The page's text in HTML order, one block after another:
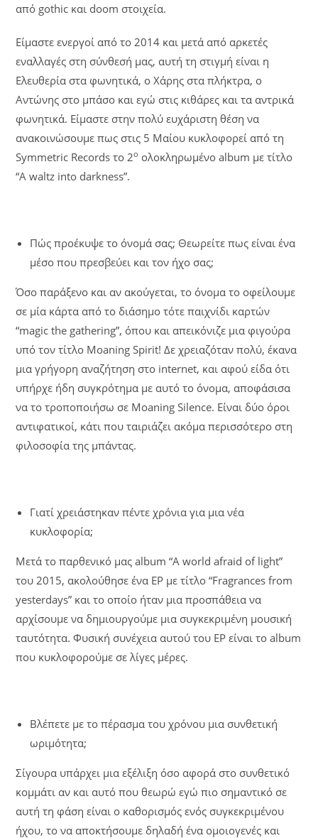
από gothic και doom στοιχεία.
Είμαστε ενεργοί από το 2014 και μετά από αρκετές
εναλλαγές στη σύνθεσή μας, αυτή τη στιγμή είναι η
Ελευθερία στα φωνητικά, ο Χάρης στα πλήκτρα, ο
Αντώνης στο μπάσο και εγώ στις κιθάρες και τα αντρικά
φωνητικά. Είμαστε στην πολύ ευχάριστη θέση να
ανακοινώσουμε πως στις 5 Μαίου κυκλοφορεί από τη
Symmetric Records το 2ο ολοκληρωμένο album με τίτλο
“A waltz into darkness”.
Πώς προέκυψε το όνομά σας; Θεωρείτε πως είναι ένα
μέσο που πρεσβεύει και τον ήχο σας;
Όσο παράξενο και αν ακούγεται, το όνομα το οφείλουμε
σε μία κάρτα από το διάσημο τότε παιχνίδι καρτών
“magic the gathering”, όπου και απεικόνιζε μια φιγούρα
υπό τον τίτλο Moaning Spirit! Δε χρειαζόταν πολύ, έκανα
μια γρήγορη αναζήτηση στο internet, και αφού είδα ότι
υπήρχε ήδη συγκρότημα με αυτό το όνομα, αποφάσισα
να το τροποποιήσω σε Moaning Silence. Είναι δύο όροι
αντιφατικοί, κάτι που ταιριάζει ακόμα περισσότερο στη
φιλοσοφία της μπάντας.
Γιατί χρειάστηκαν πέντε χρόνια για μια νέα
κυκλοφορία;
Μετά το παρθενικό μας album “A world afraid of light”
του 2015, ακολούθησε ένα EP με τίτλο “Fragrances from
yesterdays” και το οποίο ήταν μια προσπάθεια να
αρχίσουμε να δημιουργούμε μια συγκεκριμένη μουσική
ταυτότητα. Φυσική συνέχεια αυτού του EP είναι το album
που κυκλοφορούμε σε λίγες μέρες.
Βλέπετε με το πέρασμα του χρόνου μια συνθετική
ωριμότητα;
Σίγουρα υπάρχει μια εξέλιξη όσο αφορά στο συνθετικό
κομμάτι αν και αυτό που θεωρώ εγώ πιο σημαντικό σε
αυτή τη φάση είναι ο καθορισμός ενός συγκεκριμένου
ήχου, το να αποκτήσουμε δηλαδή ένα ομοιογενές και